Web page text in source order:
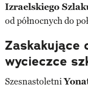
Izraelskiego
od północnych do
Zaskakujące
wycieczce
Szesnastoletni